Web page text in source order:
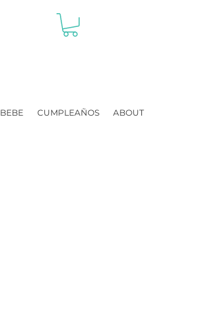
BEBE CUMPLEAÑOS ABOUT